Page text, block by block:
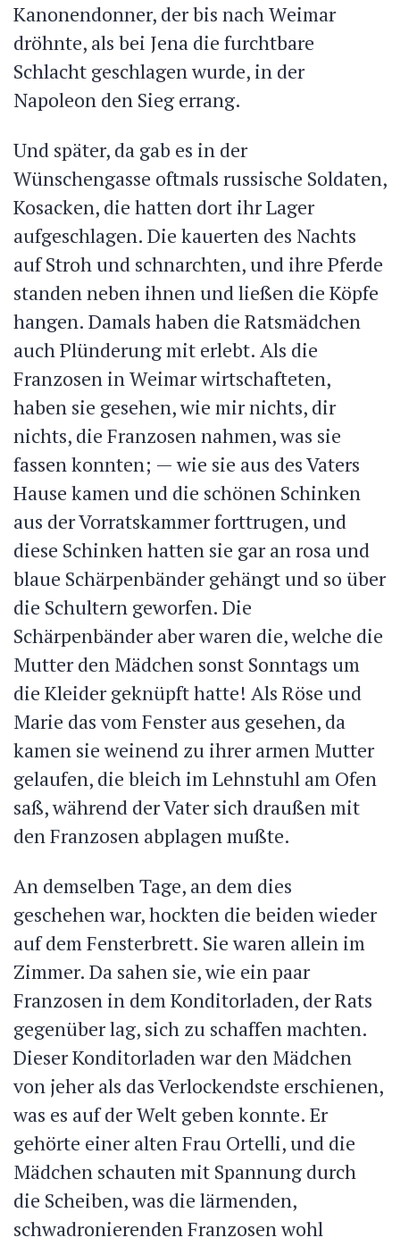
Kanonendonner, der bis nach Weimar
dröhnte, als bei Jena die furchtbare
Schlacht geschlagen wurde, in der
Napoleon den Sieg errang.
Und später, da gab es in der
Wünschengasse oftmals russische Soldaten,
Kosacken, die hatten dort ihr Lager
aufgeschlagen. Die kauerten des Nachts
auf Stroh und schnarchten, und ihre Pferde
standen neben ihnen und ließen die Köpfe
hangen. Damals haben die Ratsmädchen
auch Plünderung mit erlebt. Als die
Franzosen in Weimar wirtschafteten,
haben sie gesehen, wie mir nichts, dir
nichts, die Franzosen nahmen, was sie
fassen konnten; — wie sie aus des Vaters
Hause kamen und die schönen Schinken
aus der Vorratskammer forttrugen, und
diese Schinken hatten sie gar an rosa und
blaue Schärpenbänder gehängt und so über
die Schultern geworfen. Die
Schärpenbänder aber waren die, welche die
Mutter den Mädchen sonst Sonntags um
die Kleider geknüpft hatte! Als Röse und
Marie das vom Fenster aus gesehen, da
kamen sie weinend zu ihrer armen Mutter
gelaufen, die bleich im Lehnstuhl am Ofen
saß, während der Vater sich draußen mit
den Franzosen abplagen mußte.
An demselben Tage, an dem dies
geschehen war, hockten die beiden wieder
auf dem Fensterbrett. Sie waren allein im
Zimmer. Da sahen sie, wie ein paar
Franzosen in dem Konditorladen, der Rats
gegenüber lag, sich zu schaffen machten.
Dieser Konditorladen war den Mädchen
von jeher als das Verlockendste erschienen,
was es auf der Welt geben konnte. Er
gehörte einer alten Frau Ortelli, und die
Mädchen schauten mit Spannung durch
die Scheiben, was die lärmenden,
schwadronierenden Franzosen wohl